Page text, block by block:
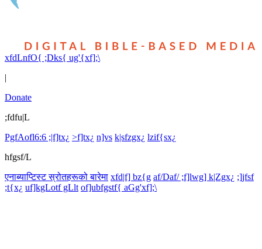
xfdLnfO{ ;Dks{ ug'{xf];\
|
Donate
;fdfu|L
PgfAofl6:6 ;|f]tx¿ >f]tx¿ n]vs k|sfzgx¿ lzif{sx¿
hfgsf/L
एनाब्याप्टिस्ट स्रोतहरूको बारेमा xfd|f] bz{g af/Daf/ ;f]lwg] k|Zgx¿ ;]jfsf
;t{x¿ uf]kgLotf gLlt of]ubfgstf{ aGg'xf];\